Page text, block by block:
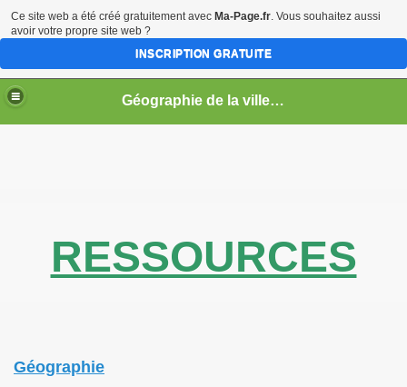
Géographie de la ville en guerre
RESSOURCES
Géographie
Ce site web a été créé gratuitement avec Ma-Page.fr. Vous souhaitez aussi
avoir votre propre site web ?
INSCRIPTION GRATUITE